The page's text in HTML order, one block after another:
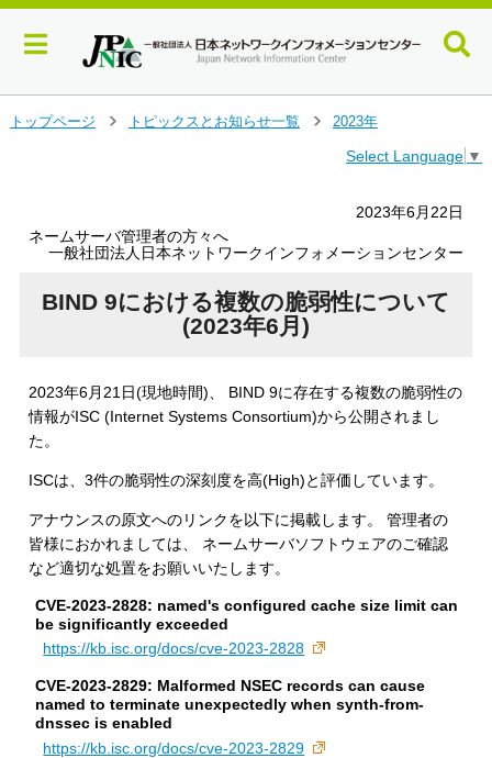
トップページ
トピックスとお知らせ一覧
2023年
Select Language ▼
2023年6月22日
ネームサーバ管理者の方々へ
一般社団法人日本ネットワークインフォメーションセンター
BIND 9における複数の脆弱性について
(2023年6月)
2023年6月21日(現地時間)、 BIND 9に存在する複数の脆弱性の
情報がISC (Internet Systems Consortium)から公開されまし
た。
ISCは、3件の脆弱性の深刻度を高(High)と評価しています。
アナウンスの原文へのリンクを以下に掲載します。 管理者の
皆様におかれましては、 ネームサーバソフトウェアのご確認
など適切な処置をお願いいたします。
CVE-2023-2828: named's configured cache size limit can
be significantly exceeded
https://kb.isc.org/docs/cve-2023-2828
CVE-2023-2829: Malformed NSEC records can cause
named to terminate unexpectedly when synth-from-
dnssec is enabled
https://kb.isc.org/docs/cve-2023-2829